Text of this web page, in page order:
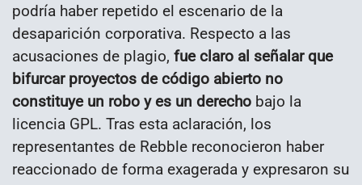
podría haber repetido el escenario de la
desaparición corporativa. Respecto a las
acusaciones de plagio, fue claro al señalar que
bifurcar proyectos de código abierto no
constituye un robo y es un derecho bajo la
licencia GPL. Tras esta aclaración, los
representantes de Rebble reconocieron haber
reaccionado de forma exagerada y expresaron su